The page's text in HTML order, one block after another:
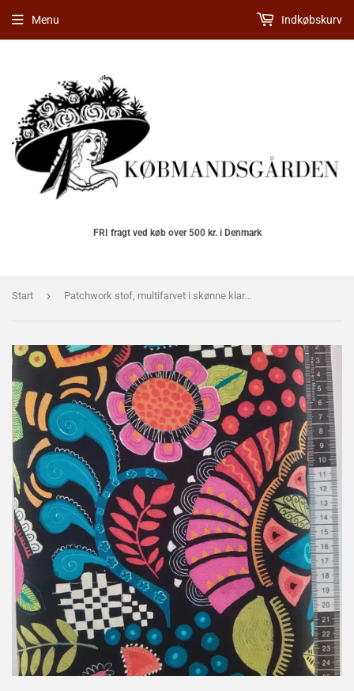
FRI fragt ved køb over 500 kr. i Denmark
Menu Indkøbskurv
Start › Patchwork stof, multifarvet i skønne klare farver med forskellige store blomster, blade og mange sjove dekorativ forskellie former